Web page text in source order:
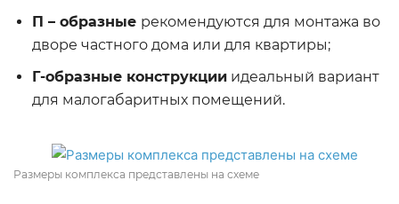
П – образные рекомендуются для монтажа во
дворе частного дома или для квартиры;
Г-образные конструкции идеальный вариант
для малогабаритных помещений.
Размеры комплекса представлены на схеме